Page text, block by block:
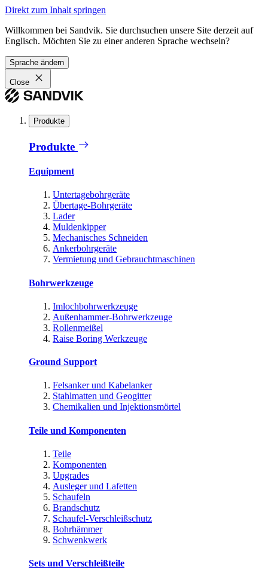
Direkt zum Inhalt springen
Willkommen bei Sandvik. Sie durchsuchen unsere Site derzeit auf
Englisch. Möchten Sie zu einer anderen Sprache wechseln?
Sprache ändern
Close
Produkte
Produkte
Equipment
Untertagebohrgeräte
Übertage-Bohrgeräte
Lader
Muldenkipper
Mechanisches Schneiden
Ankerbohrgeräte
Vermietung und Gebrauchtmaschinen
Bohrwerkzeuge
Imlochbohrwerkzeuge
Außenhammer-Bohrwerkzeuge
Rollenmeißel
Raise Boring Werkzeuge
Ground Support
Felsanker und Kabelanker
Stahlmatten und Geogitter
Chemikalien und Injektionsmörtel
Teile und Komponenten
Teile
Komponenten
Upgrades
Ausleger und Lafetten
Schaufeln
Brandschutz
Schaufel-Verschleißschutz
Bohrhämmer
Schwenkwerk
Sets und Verschleißteile